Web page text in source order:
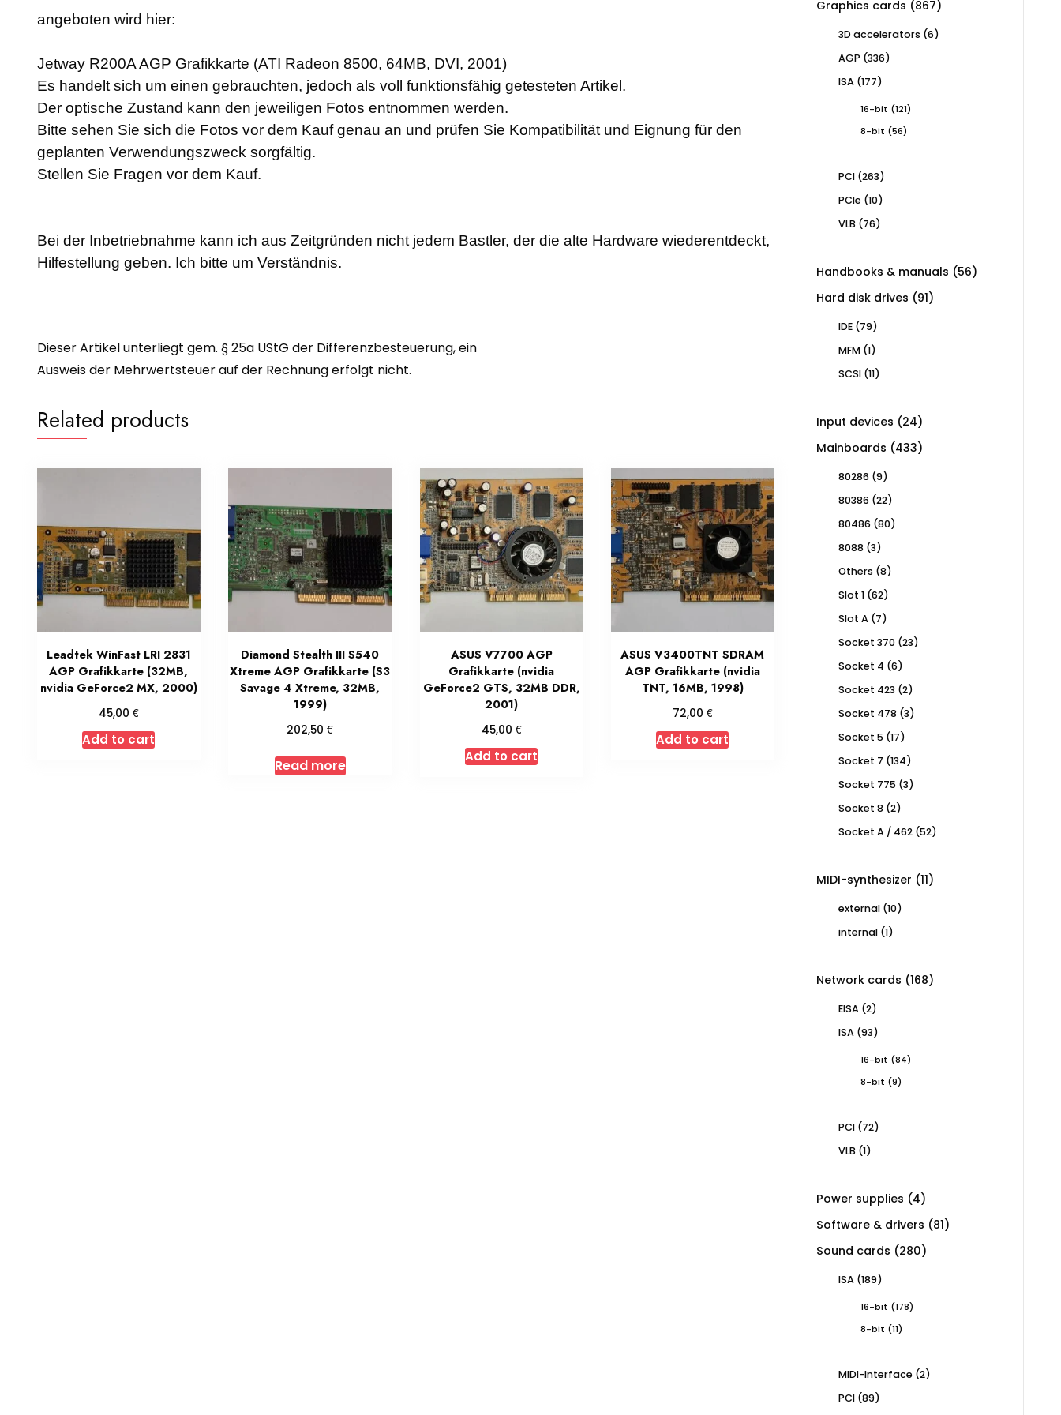
angeboten wird hier:
Jetway R200A AGP Grafikkarte (ATI Radeon 8500, 64MB, DVI, 2001)
Es handelt sich um einen gebrauchten, jedoch als voll funktionsfähig getesteten Artikel.
Der optische Zustand kann den jeweiligen Fotos entnommen werden.
Bitte sehen Sie sich die Fotos vor dem Kauf genau an und prüfen Sie Kompatibilität und Eignung für den
geplanten Verwendungszweck sorgfältig.
Stellen Sie Fragen vor dem Kauf.
Bei der Inbetriebnahme kann ich aus Zeitgründen nicht jedem Bastler, der die alte Hardware wiederentdeckt,
Hilfestellung geben. Ich bitte um Verständnis.
Dieser Artikel unterliegt gem. § 25a UStG der Differenzbesteuerung, ein
Ausweis der Mehrwertsteuer auf der Rechnung erfolgt nicht.
Related products
Leadtek WinFast LRI 2831
AGP Grafikkarte (32MB,
nvidia GeForce2 MX, 2000)
45,00 €
Add to cart
Diamond Stealth III S540
Xtreme AGP Grafikkarte (S3
Savage 4 Xtreme, 32MB,
1999)
202,50€
Read more
ASUS V7700 AGP
Grafikkarte (nvidia
GeForce2 GTS, 32MB DDR,
2001)
45,00 €
Add to cart
ASUS V3400TNT SDRAM
AGP Grafikkarte (nvidia
TNT, 16MB, 1998)
72,00 €
Add to cart
Graphics cards 867867
3D accelerators 66
AGP 336336
ISA 177177
16-bit 121121
8-bit 5656
PCI 263263
PCIe 1010
VLB 7676
Handbooks & manuals 5656
Hard disk drives 9191
IDE 7979
MFM 11
SCSI 1111
Input devices 2424
products
Mainboards 433433
80286 99
80386 2222
80486 8080
8088 33
Others 88
Slot 1 6262
Slot A 77
Socket 370 2323
Socket 4 66
Socket 423 22
Socket 478 33
Socket 5 1717
Socket 7 134134
Socket 775 33
Socket 8 22
Socket A / 462 5252
MIDI-synthesizer 1111
external 1010
internal 11
Network cards 168168
EISA 22
ISA 9393
16-bit 8484
8-bit 99
PCI 7272
VLB 11
Power supplies 44
products
Software & drivers 8181
Sound cards 280280
ISA 189189
16-bit 178178
8-bit 1111
MIDI-Interface 22
PCI 8989